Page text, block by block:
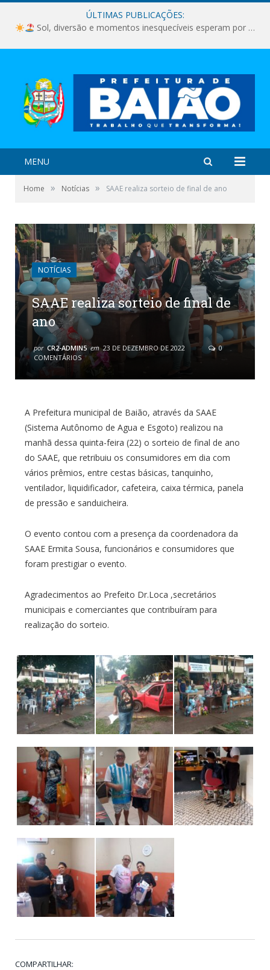
ÚLTIMAS PUBLICAÇÕES:
Sol, diversão e momentos inesquecíveis esperam por você!
MENU
Home » Notícias » SAAE realiza sorteio de final de ano
NOTÍCIAS
SAAE realiza sorteio de final de
ano
por CR2-ADMIN5 em 23 DE DEZEMBRO DE 2022
0
COMENTÁRIOS
A Prefeitura municipal de Baião, através da SAAE
(Sistema Autônomo de Agua e Esgoto) realizou na
manhã dessa quinta-feira (22) o sorteio de final de ano
do SAAE, que retribuiu os consumidores em dia com
vários prêmios, entre cestas básicas, tanquinho,
ventilador, liquidificador, cafeteira, caixa térmica, panela
de pressão e sanduicheira.
O evento contou com a presença da coordenadora da
SAAE Ermita Sousa, funcionários e consumidores que
foram prestigiar o evento.
Agradecimentos ao Prefeito Dr.Loca ,secretários
municipais e comerciantes que contribuíram para
realização do sorteio.
COMPARTILHAR: